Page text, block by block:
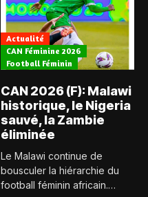
Actualité
CAN Féminine 2026
Football Féminin
CAN 2026 (F): Malawi
historique, le Nigeria
sauvé, la Zambie
éliminée
Le Malawi continue de
bousculer la hiérarchie du
football féminin africain.